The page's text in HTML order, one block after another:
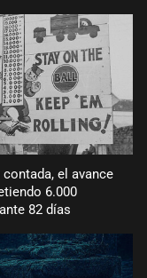
el avance
6.000
82 días